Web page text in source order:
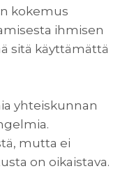
kokemus
ihmisen
sitä käyttämättä
yhteiskunnan
mutta ei
on oikaistava.